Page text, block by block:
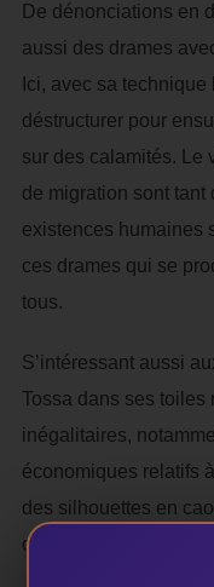
De dénonciations en
aussi des drames
Ici, avec sa
déstructurer pour
sur des calamités. Le
de migration sont tant
existences humaines
ces drames qui se
tous.
S’intéressant aussi
Tossa dans ses toiles
inégalitaires,
économiques relatifs
des silhouettes en
ont été bouleversées